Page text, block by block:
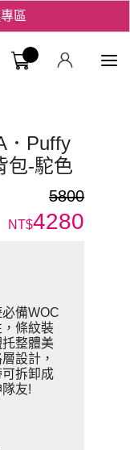
區
！購物
．Puffy
包-駝色
5800
NT$4280
備WOC
條紋裝
整體美
設計，
拆卸成
友!